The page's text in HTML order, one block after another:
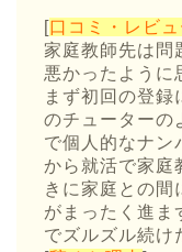
[口コミ・レビュ
家庭教師先は問
悪かったように
まず初回の登録
のチューターの
で個人的なナン
から就活で家庭
きに家庭との間
がまったく進ま
でズルズル続け